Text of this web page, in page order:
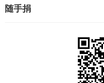
随手捐